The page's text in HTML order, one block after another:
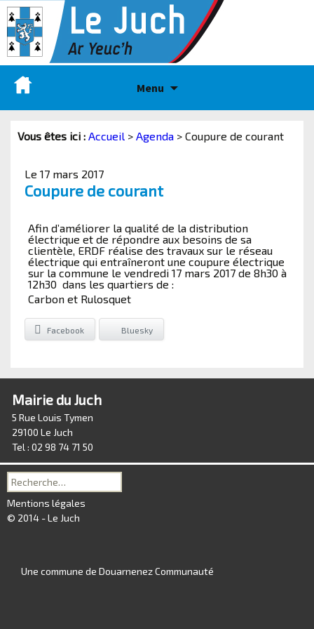
Menu
Vous êtes ici : Accueil > Agenda > Coupure de courant
Le 17 mars 2017
Coupure de courant
Afin d’améliorer la qualité de la distribution
électrique et de répondre aux besoins de sa
clientèle, ERDF réalise des travaux sur le réseau
électrique qui entraîneront une coupure électrique
sur la commune le vendredi 17 mars 2017 de 8h30 à
12h30 dans les quartiers de :
Carbon et Rulosquet
Facebook Bluesky
Mairie du Juch
5 Rue Louis Tymen
29100 Le Juch
Tel : 02 98 74 71 50
Recherche
pour :
Mentions légales
© 2014 - Le Juch
Une commune de Douarnenez Communauté